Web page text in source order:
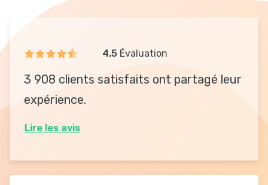
4.5 Évaluation
3 908 clients satisfaits ont partagé leur
expérience.
Lire les avis